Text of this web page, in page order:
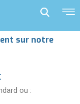
sur notre
ou :